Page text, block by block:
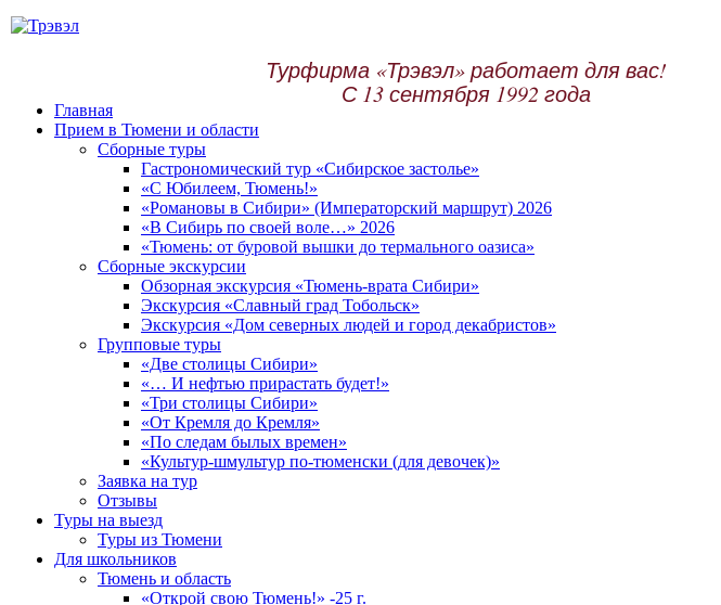
Турфирма «Трэвэл» работает для вас!
С 13 сентября 1992 года
Главная
Прием в Тюмени и области
Сборные туры
Гастрономический тур «Сибирское застолье»
«С Юбилеем, Тюмень!»
«Романовы в Сибири» (Императорский маршрут) 2026
«В Сибирь по своей воле…» 2026
«Тюмень: от буровой вышки до термального оазиса»
Сборные экскурсии
Обзорная экскурсия «Тюмень-врата Сибири»
Экскурсия «Славный град Тобольск»
Экскурсия «Дом северных людей и город декабристов»
Групповые туры
«Две столицы Сибири»
«… И нефтью прирастать будет!»
«Три столицы Сибири»
«От Кремля до Кремля»
«По следам былых времен»
«Культур-шмультур по-тюменски (для девочек)»
Заявка на тур
Отзывы
Туры на выезд
Туры из Тюмени
Для школьников
Тюмень и область
«Открой свою Тюмень!» -25 г.